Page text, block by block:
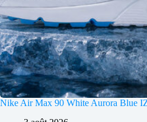
Nike Air Max 90 White Aurora Blue